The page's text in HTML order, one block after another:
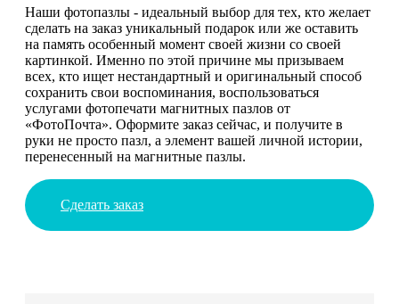
Наши фотопазлы - идеальный выбор для тех, кто желает
сделать на заказ уникальный подарок или же оставить
на память особенный момент своей жизни со своей
картинкой. Именно по этой причине мы призываем
всех, кто ищет нестандартный и оригинальный способ
сохранить свои воспоминания, воспользоваться
услугами фотопечати магнитных пазлов от
«ФотоПочта». Оформите заказ сейчас, и получите в
руки не просто пазл, а элемент вашей личной истории,
перенесенный на магнитные пазлы.
Сделать заказ